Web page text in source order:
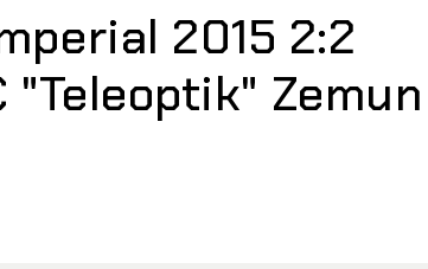
2015 2:2
"Teleoptik" Zemun